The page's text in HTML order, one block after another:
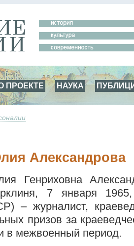
ПРОЕКТЕ НАУКА
Александрова
Генриховна
7 января
– журналист,
призов за
в межвоенный период.